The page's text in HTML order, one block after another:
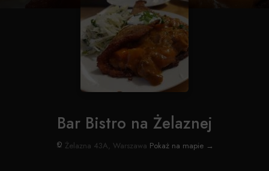
Bar Bistro na Żelaznej
Żelazna 43A, Warszawa Pokaż na mapie →